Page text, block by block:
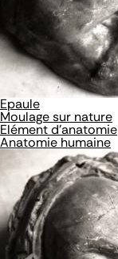
Epaule
Moulage sur nature
Elément d'anatomie
Anatomie humaine